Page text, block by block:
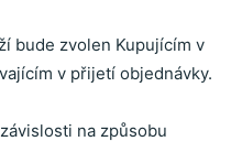
bude zvolen Kupujícím v
v přijetí objednávky.
na způsobu